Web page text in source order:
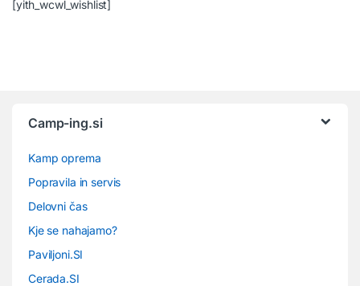
[yith_wcwl_wishlist]
Camp-ing.si
Kamp oprema
Popravila in servis
Delovni čas
Kje se nahajamo?
Paviljoni.SI
Cerada.SI